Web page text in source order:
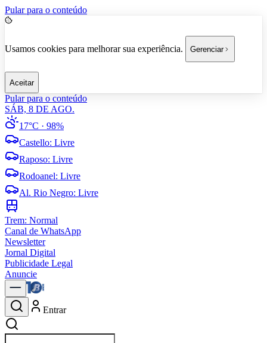
Pular para o conteúdo
Usamos cookies para melhorar sua experiência. Gerenciar
Aceitar
Pular para o conteúdo
SÁB, 8 DE AGO.
17°C · 98%
Castello: Livre
Raposo: Livre
Rodoanel: Livre
Al. Rio Negro: Livre
Trem: Normal
Canal de WhatsApp
Newsletter
Jornal Digital
Publicidade Legal
Anuncie
Entrar